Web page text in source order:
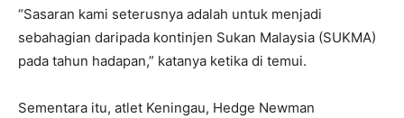
“Sasaran kami seterusnya adalah untuk menjadi
sebahagian daripada kontinjen Sukan Malaysia (SUKMA)
pada tahun hadapan,” katanya ketika di temui.
Sementara itu, atlet Keningau, Hedge Newman